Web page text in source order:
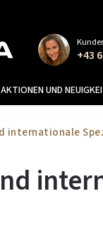
+43
UND
internationale